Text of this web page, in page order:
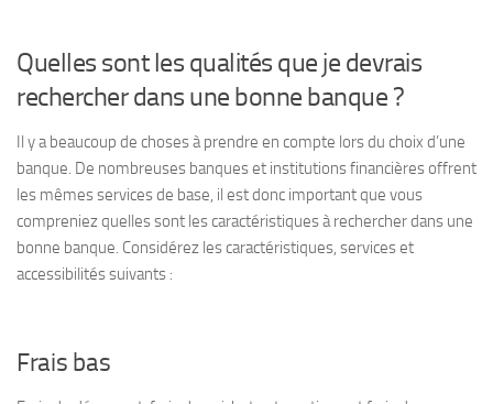
Quelles sont les qualités que je devrais
rechercher dans une bonne banque ?
Il y a beaucoup de choses à prendre en compte lors du choix d’une
banque. De nombreuses banques et institutions financières offrent
les mêmes services de base, il est donc important que vous
compreniez quelles sont les caractéristiques à rechercher dans une
bonne banque. Considérez les caractéristiques, services et
accessibilités suivants :
Frais bas